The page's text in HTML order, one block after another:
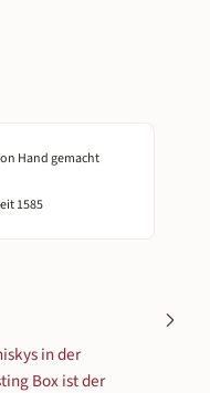
Hand gemacht
1585
in der
Box ist der